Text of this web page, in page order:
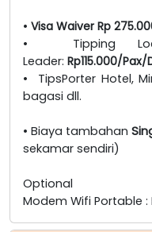
• Visa Waiver Rp
• Tipping
Leader: Rp115.000/
• TipsPorter Hotel,
bagasi dll.
• Biaya tambahan
sekamar sendiri)
Optional
Modem Wifi Portable :